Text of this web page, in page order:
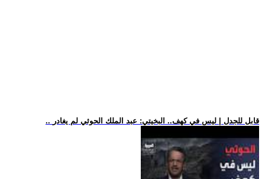
.. قابل للجدل | ليس في كهف.. البخيتي: عبد الملك الحوثي لم يغادر